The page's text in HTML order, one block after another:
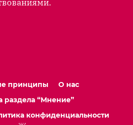
принципы
О нас
раздела “Мнение”
конфиденциальности